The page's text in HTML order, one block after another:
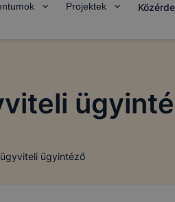
Projektek
ügyintéző